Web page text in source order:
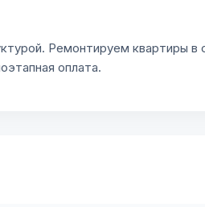
Ремонтируем квартиры
оплата.